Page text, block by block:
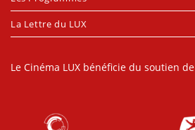
La Lettre du LUX
Le Cinéma LUX bénéficie du soutien de